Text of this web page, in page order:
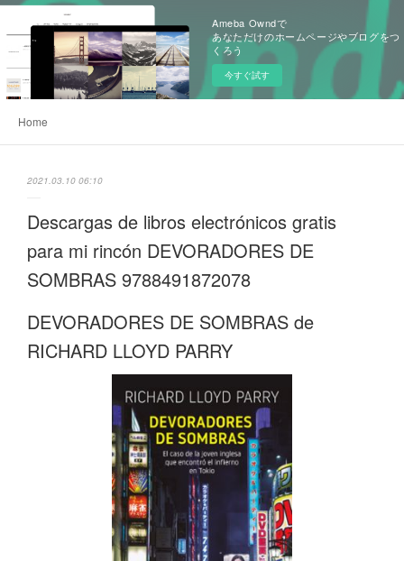
Ameba Owndで
あなただけのホームページやブログをつ
くろう
今すぐ試す
Home
2021.03.10 06:10
Descargas de libros electrónicos gratis
para mi rincón DEVORADORES DE
SOMBRAS 9788491872078
DEVORADORES DE SOMBRAS de
RICHARD LLOYD PARRY